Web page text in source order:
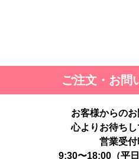
ご注文・お問
お客様からの
心よりお待ちし
営業受
9:30〜18:00（平